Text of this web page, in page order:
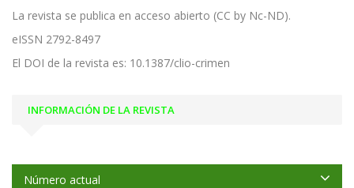
La revista se publica en acceso abierto (CC by Nc-ND).
eISSN 2792-8497
El DOI de la revista es: 10.1387/clio-crimen
INFORMACIÓN DE LA REVISTA
Número actual